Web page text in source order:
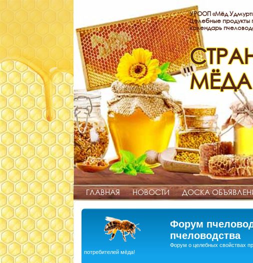
УРООП «Мёд
Целебные продукты
календарь
МЁДА
ГЛАВНАЯ НОВОСТИ ДОСКА
Форум
пчеловодства
Форум о целебных свойствах
потребителей мёда!